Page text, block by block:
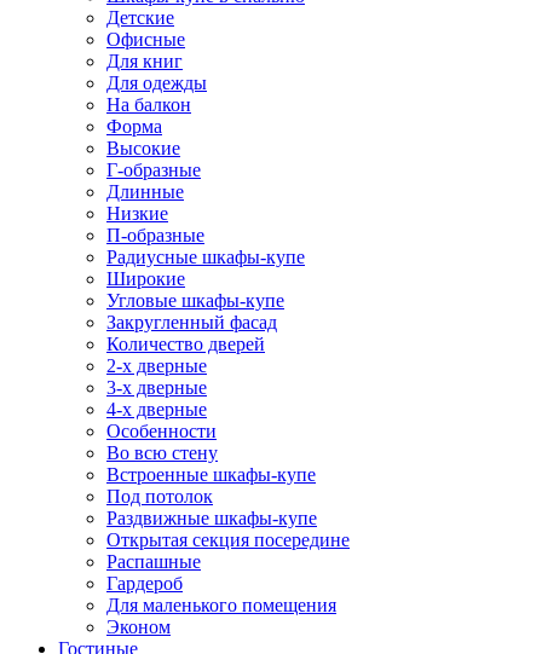
Детские
Офисные
Для книг
Для одежды
На балкон
Форма
Высокие
Г-образные
Длинные
Низкие
П-образные
Радиусные шкафы-купе
Широкие
Угловые шкафы-купе
Закругленный фасад
Количество дверей
2-х дверные
3-х дверные
4-х дверные
Особенности
Во всю стену
Встроенные шкафы-купе
Под потолок
Раздвижные шкафы-купе
Открытая секция посередине
Распашные
Гардероб
Для маленького помещения
Эконом
Гостиные